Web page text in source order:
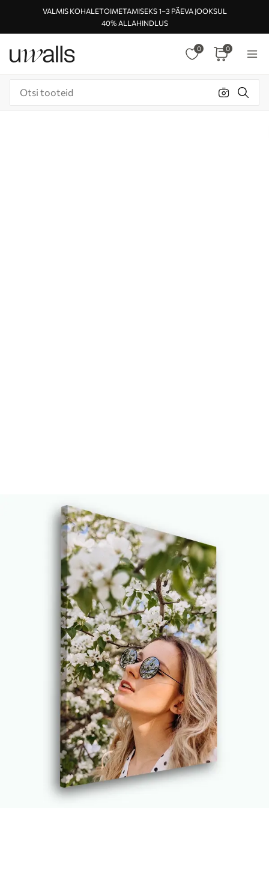
VALMIS KOHALETOIMETAMISEKS 1–3 PÄEVA JOOKSUL
40% ALLAHINDLUS
0 0